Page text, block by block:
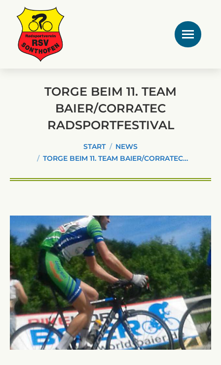
TORGE BEIM 11. TEAM
BAIER/CORRATEC
RADSPORTFESTIVAL
START
NEWS
TORGE BEIM 11. TEAM BAIER/CORRATEC…